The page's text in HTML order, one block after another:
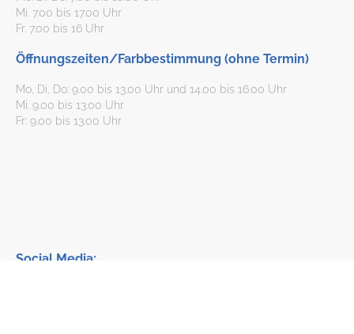
Mi. 7.00 bis 17.00 Uhr
Fr. 7.00 bis 16 Uhr
Öffnungszeiten/Farbbestimmung (ohne Termin)
Mo, Di, Do: 9.00 bis 13.00 Uhr und 14.00 bis 16.00 Uhr
Mi. 9.00 bis 13.00 Uhr
Fr: 9.00 bis 13.00 Uhr
Social Media: